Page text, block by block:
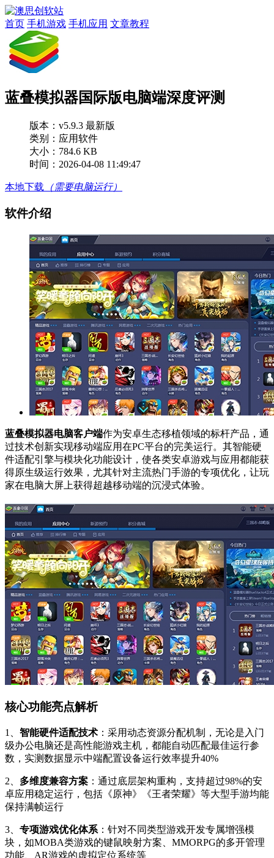
首页 手机游戏 手机应用 文章教程
蓝叠模拟器国际版电脑端深度评测
版本： v5.9.3 最新版
类别：应用软件
大小：784.6 KB
时间：2026-04-08 11:49:47
本地下载 （需要电脑运行）
软件介绍
蓝叠模拟器电脑客户端作为安卓生态移植领域的标杆产品，通
过技术创新实现移动端应用在PC平台的完美运行。其智能硬
件适配引擎与模块化功能设计，使各类安卓游戏与应用都能获
得原生级运行效果，尤其针对主流热门手游的专项优化，让玩
家在电脑大屏上获得超越移动端的沉浸式体验。
核心功能亮点解析
1、 智能硬件适配技术 ：采用动态资源分配机制，无论是入门
级办公电脑还是高性能游戏主机，都能自动匹配最佳运行参
数，实测数据显示中端配置设备运行效率提升40%
2、 多维度兼容方案 ：通过底层架构重构，支持超过98%的安
卓应用稳定运行，包括《原神》《王者荣耀》等大型手游均能
保持满帧运行
3、 专项游戏优化体系 ：针对不同类型游戏开发专属增强模
块，如MOBA类游戏的键鼠映射方案、MMORPG的多开管理
功能、AR游戏的虚拟定位系统等